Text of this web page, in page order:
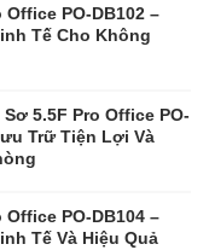
PO-DB102 –
Tế Cho Không
5.5F Pro Office PO-
Trữ Tiện Lợi Và
PO-DB104 –
Tế Và Hiệu Quả